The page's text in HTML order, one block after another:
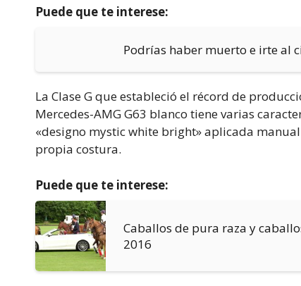
Puede que te interese:
Podrías haber muerto e irte al
La Clase G que estableció el récord de
Mercedes-AMG G63 blanco tiene varias
«designo mystic white bright» aplicada
propia costura.
Puede que te interese:
Caballos de pura raza y
2016